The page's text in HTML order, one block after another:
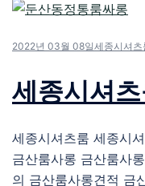
2022년 03월 08일세종시셔츠
세종시셔
세종시셔츠룸 세종시
금산룸사롱 금산룸사
의 금산룸사롱견적 금